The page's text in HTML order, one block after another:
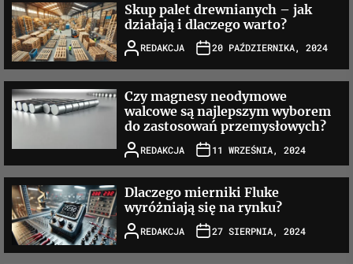
Skup palet drewnianych – jak
działają i dlaczego warto?
REDAKCJA 20 PAŹDZIERNIKA, 2024
Czy magnesy neodymowe
walcowe są najlepszym wyborem
do zastosowań przemysłowych?
REDAKCJA 11 WRZEŚNIA, 2024
Dlaczego mierniki Fluke
wyróżniają się na rynku?
REDAKCJA 27 SIERPNIA, 2024